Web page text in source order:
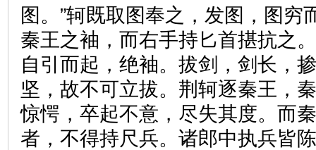
图。”轲既取图奉之，发图，图穷
秦王之袖，而右手持匕首揕抗之
自引而起，绝袖。拔剑，剑长，
坚，故不可立拔。荆轲逐秦王，
惊愕，卒起不意，尽失其度。而
者，不得持尺兵。诸郎中执兵皆